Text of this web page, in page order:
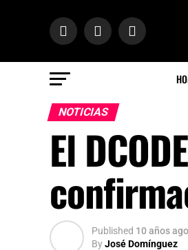
NOTICIAS
El
Published 10 años ago
ByJosé Domínguez